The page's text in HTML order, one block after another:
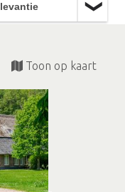
Toon op kaart